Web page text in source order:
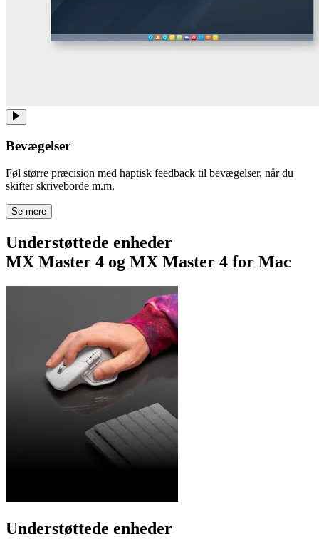
Bevægelser
Føl større præcision med haptisk feedback til bevægelser, når du
skifter skriveborde m.m.
Se mere
Understøttede enheder
MX Master 4 og MX Master 4 for Mac
Understøttede enheder